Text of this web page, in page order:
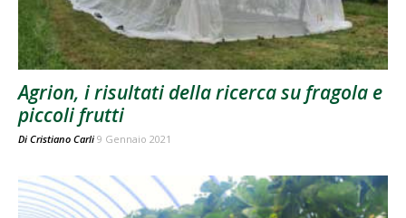
Agrion, i risultati della ricerca su fragola e
piccoli frutti
Di Cristiano Carli 9 Gennaio 2021